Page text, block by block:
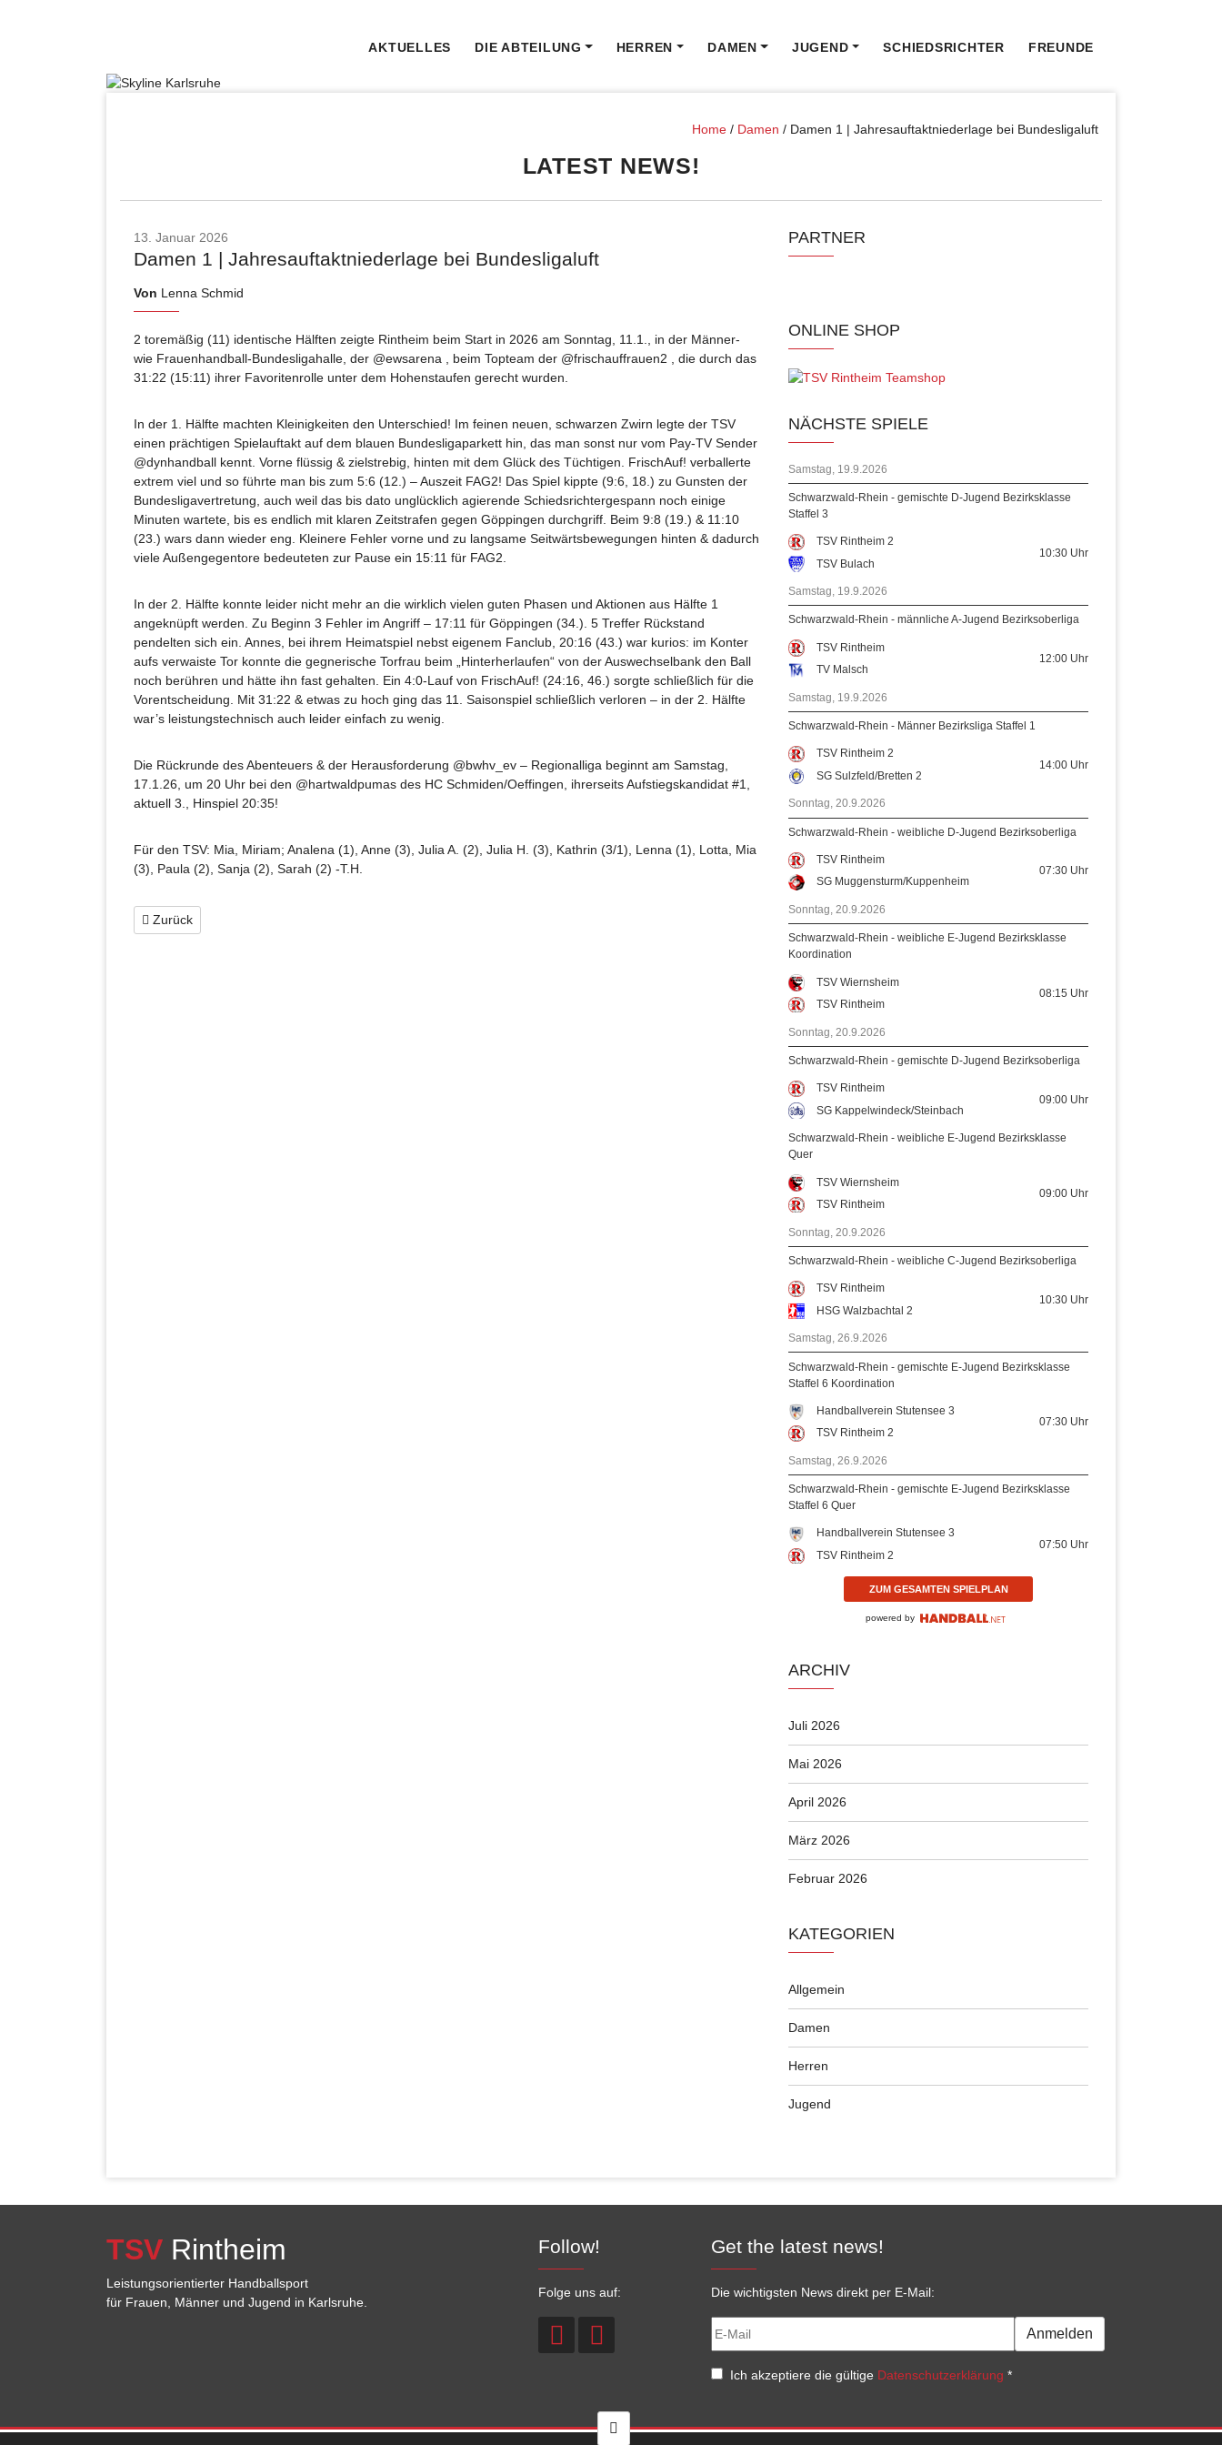
AKTUELLES DIE ABTEILUNG HERREN DAMEN JUGEND SCHIEDSRICHTER FREUNDE
Home / Damen / Damen 1 | Jahresauftaktniederlage bei Bundesligaluft
LATEST NEWS!
13. Januar 2026
Damen 1 | Jahresauftaktniederlage bei Bundesligaluft
Von Lenna Schmid
2 toremäßig (11) identische Hälften zeigte Rintheim beim Start in 2026 am Sonntag, 11.1., in der Männer-
wie Frauenhandball-Bundesligahalle, der @ewsarena , beim Topteam der @frischauffrauen2 , die durch das
31:22 (15:11) ihrer Favoritenrolle unter dem Hohenstaufen gerecht wurden.
In der 1. Hälfte machten Kleinigkeiten den Unterschied! Im feinen neuen, schwarzen Zwirn legte der TSV
einen prächtigen Spielauftakt auf dem blauen Bundesligaparkett hin, das man sonst nur vom Pay-TV Sender
@dynhandball kennt. Vorne flüssig & zielstrebig, hinten mit dem Glück des Tüchtigen. FrischAuf! verballerte
extrem viel und so führte man bis zum 5:6 (12.) – Auszeit FAG2! Das Spiel kippte (9:6, 18.) zu Gunsten der
Bundesligavertretung, auch weil das bis dato unglücklich agierende Schiedsrichtergespann noch einige
Minuten wartete, bis es endlich mit klaren Zeitstrafen gegen Göppingen durchgriff. Beim 9:8 (19.) & 11:10
(23.) wars dann wieder eng. Kleinere Fehler vorne und zu langsame Seitwärtsbewegungen hinten & dadurch
viele Außengegentore bedeuteten zur Pause ein 15:11 für FAG2.
In der 2. Hälfte konnte leider nicht mehr an die wirklich vielen guten Phasen und Aktionen aus Hälfte 1
angeknüpft werden. Zu Beginn 3 Fehler im Angriff – 17:11 für Göppingen (34.). 5 Treffer Rückstand
pendelten sich ein. Annes, bei ihrem Heimatspiel nebst eigenem Fanclub, 20:16 (43.) war kurios: im Konter
aufs verwaiste Tor konnte die gegnerische Torfrau beim „Hinterherlaufen“ von der Auswechselbank den Ball
noch berühren und hätte ihn fast gehalten. Ein 4:0-Lauf von FrischAuf! (24:16, 46.) sorgte schließlich für die
Vorentscheidung. Mit 31:22 & etwas zu hoch ging das 11. Saisonspiel schließlich verloren – in der 2. Hälfte
war’s leistungstechnisch auch leider einfach zu wenig.
Die Rückrunde des Abenteuers & der Herausforderung @bwhv_ev – Regionalliga beginnt am Samstag,
17.1.26, um 20 Uhr bei den @hartwaldpumas des HC Schmiden/Oeffingen, ihrerseits Aufstiegskandidat #1,
aktuell 3., Hinspiel 20:35!
Für den TSV: Mia, Miriam; Analena (1), Anne (3), Julia A. (2), Julia H. (3), Kathrin (3/1), Lenna (1), Lotta, Mia
(3), Paula (2), Sanja (2), Sarah (2) -T.H.
Zurück
PARTNER
ONLINE SHOP
NÄCHSTE SPIELE
Samstag, 19.9.2026
Schwarzwald-Rhein - gemischte D-Jugend Bezirksklasse
Staffel 3
TSV Rintheim 2
TSV Bulach
10:30 Uhr
Samstag, 19.9.2026
Schwarzwald-Rhein - männliche A-Jugend Bezirksoberliga
TSV Rintheim
TV Malsch
12:00 Uhr
Samstag, 19.9.2026
Schwarzwald-Rhein - Männer Bezirksliga Staffel 1
TSV Rintheim 2
SG Sulzfeld/Bretten 2
14:00 Uhr
Sonntag, 20.9.2026
Schwarzwald-Rhein - weibliche D-Jugend Bezirksoberliga
TSV Rintheim
SG Muggensturm/Kuppenheim
07:30 Uhr
Sonntag, 20.9.2026
Schwarzwald-Rhein - weibliche E-Jugend Bezirksklasse
Koordination
TSV Wiernsheim
TSV Rintheim
08:15 Uhr
Sonntag, 20.9.2026
Schwarzwald-Rhein - gemischte D-Jugend Bezirksoberliga
TSV Rintheim
SG Kappelwindeck/Steinbach
09:00 Uhr
Schwarzwald-Rhein - weibliche E-Jugend Bezirksklasse
Quer
TSV Wiernsheim
TSV Rintheim
09:00 Uhr
Sonntag, 20.9.2026
Schwarzwald-Rhein - weibliche C-Jugend Bezirksoberliga
TSV Rintheim
HSG Walzbachtal 2
10:30 Uhr
Samstag, 26.9.2026
Schwarzwald-Rhein - gemischte E-Jugend Bezirksklasse
Staffel 6 Koordination
Handballverein Stutensee 3
TSV Rintheim 2
07:30 Uhr
Samstag, 26.9.2026
Schwarzwald-Rhein - gemischte E-Jugend Bezirksklasse
Staffel 6 Quer
Handballverein Stutensee 3
TSV Rintheim 2
07:50 Uhr
ZUM GESAMTEN SPIELPLAN
powered by
ARCHIV
Juli 2026
Mai 2026
April 2026
März 2026
Februar 2026
KATEGORIEN
Allgemein
Damen
Herren
Jugend
TSV Rintheim
Leistungsorientierter Handballsport
für Frauen, Männer und Jugend in Karlsruhe.
Follow!
Folge uns auf:
Get the latest news!
Die wichtigsten News direkt per E-Mail:
Anmelden
Ich akzeptiere die gültige Datenschutzerklärung *